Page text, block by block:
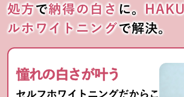
処方で納得の白さ に。
ルホワイトニングで解決。
憧れの白さが叶う
セルフホワイトニングだからこ